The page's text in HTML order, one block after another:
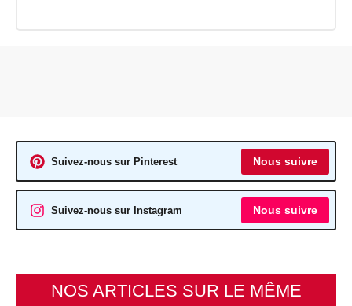
Suivez-nous sur Pinterest Nous suivre
Suivez-nous sur Instagram Nous suivre
NOS ARTICLES SUR LE MÊME